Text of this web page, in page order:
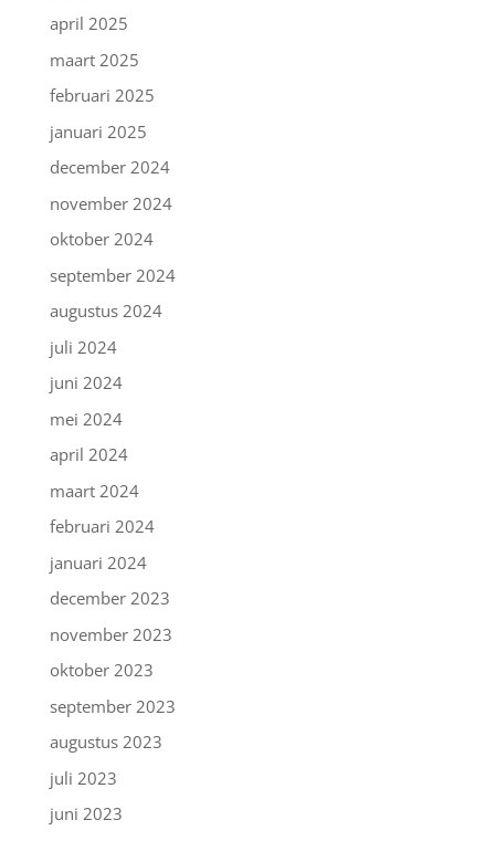
april 2025
maart 2025
februari 2025
januari 2025
december 2024
november 2024
oktober 2024
september 2024
augustus 2024
juli 2024
juni 2024
mei 2024
april 2024
maart 2024
februari 2024
januari 2024
december 2023
november 2023
oktober 2023
september 2023
augustus 2023
juli 2023
juni 2023